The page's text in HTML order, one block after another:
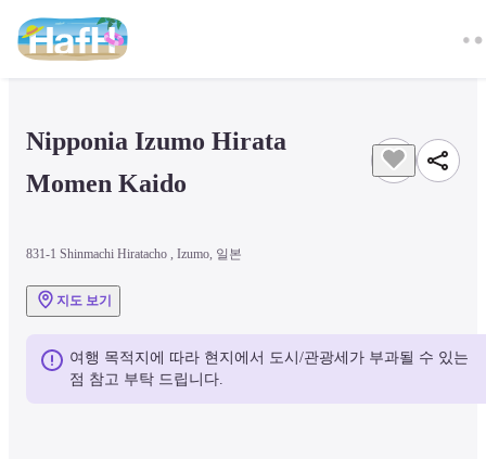
Nipponia Izumo Hirata
Momen Kaido
831-1 Shinmachi Hiratacho , Izumo, 일본
지도 보기
여행 목적지에 따라 현지에서 도시/관광세가 부과될 수 있는
점 참고 부탁 드립니다.